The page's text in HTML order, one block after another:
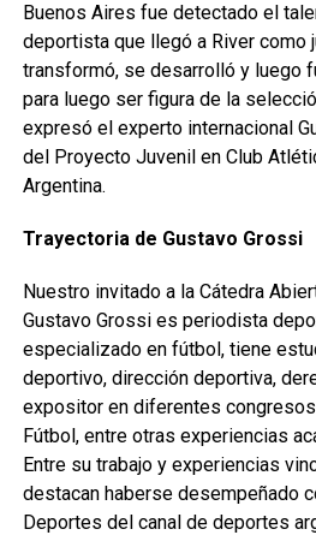
Buenos Aires fue detectado el
deportista que llegó a River como
transformó, se desarrolló y luego
para luego ser figura de la
expresó el experto internacional
del Proyecto Juvenil en Club
Argentina.
Trayectoria de Gustavo Grossi
Nuestro invitado a la Cátedra
Gustavo Grossi es periodista
especializado en fútbol, tiene
deportivo, dirección deportiva,
expositor en diferentes
Fútbol, entre otras experiencias
Entre su trabajo y experiencias
destacan haberse desempeñado
Deportes del canal de deportes